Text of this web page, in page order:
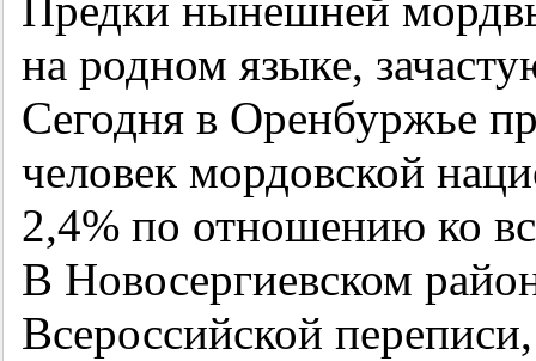
на родном языке,
Сегодня в Оренбуржье
человек мордовской
2,4% по отношению ко
В Новосергиевском
Всероссийской